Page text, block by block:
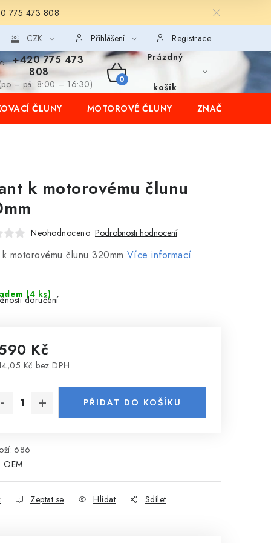
775 473 808
CZK Přihlášení Registrace
+420 775 473
808
(po – pá: 8:00 – 16:30)
NÁKUPNÍ
KOŠÍK
Prázdný
košík
ČLUNY MOTOROVÉ ČLUNY ZNAČKY
k motorovému člunu
Neohodnoceno Podrobnosti hodnocení
motorovému člunu 320mm Více informací
(4 ks)
doručení
Kč
Kč bez DPH
PŘIDAT DO KOŠÍKU
686
OEM
Zeptat se Hlídat Sdílet